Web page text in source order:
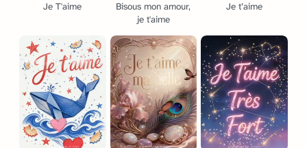
Je T'aime
Bisous mon amour,
je t'aime
Je t’aime